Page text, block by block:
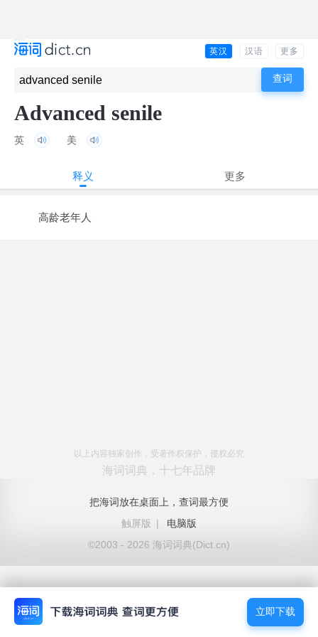
英汉 汉语 更多
Advanced senile
英 美
释义 更多
高龄老年人
以上内容独家创作，受著作权保护，侵权必究
海词词典，十七年品牌
把海词放在桌面上，查词最方便
触屏版
|
电脑版
©2003 - 2026 海词词典(Dict.cn)
立即下载
立即下载